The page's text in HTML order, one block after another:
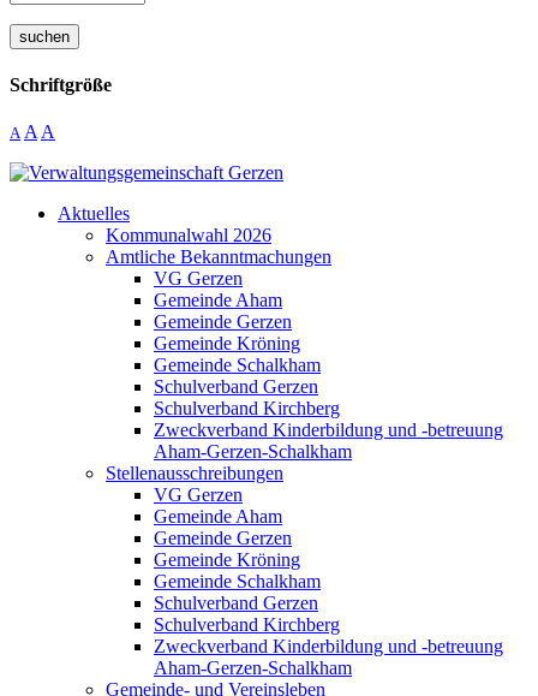
suchen
Schriftgröße
A A A
Aktuelles
Kommunalwahl 2026
Amtliche Bekanntmachungen
VG Gerzen
Gemeinde Aham
Gemeinde Gerzen
Gemeinde Kröning
Gemeinde Schalkham
Schulverband Gerzen
Schulverband Kirchberg
Zweckverband Kinderbildung und -betreuung
Aham-Gerzen-Schalkham
Stellenausschreibungen
VG Gerzen
Gemeinde Aham
Gemeinde Gerzen
Gemeinde Kröning
Gemeinde Schalkham
Schulverband Gerzen
Schulverband Kirchberg
Zweckverband Kinderbildung und -betreuung
Aham-Gerzen-Schalkham
Gemeinde- und Vereinsleben